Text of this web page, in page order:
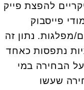
להפצת פייק
פייסבוק
מפלגות. נתון זה
נתפסות כאחד
הבחירה במי
שעשו